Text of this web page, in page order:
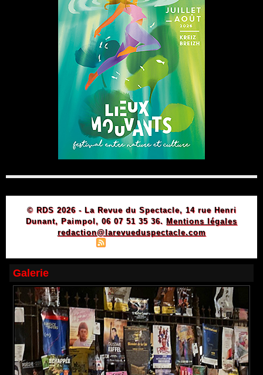
© RDS 2026 - La Revue du Spectacle, 14 rue Henri
Dunant, Paimpol, 06 07 51 35 36. Mentions légales
redaction@larevueduspectacle.com
Galerie